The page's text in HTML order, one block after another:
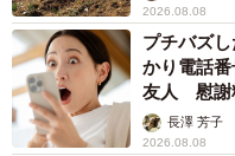
2026.08.08
プチバズ
かり電話
友人 慰謝
解説】長澤 芳子
2026.08.08